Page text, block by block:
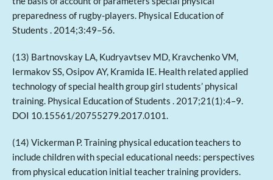
preparedness of rugby-players. Physical Education of
Students . 2014;3:49–56.
(13) Bartnovskay LA, Kudryavtsev MD, Kravchenko VM,
Iermakov SS, Osipov AY, Kramida IE. Health related applied
technology of special health group girl students’ physical
training. Physical Education of Students . 2017;21(1):4–9.
DOI 10.15561/20755279.2017.0101.
(14) Vickerman P. Training physical education teachers to
include children with special educational needs: perspectives
from physical education initial teacher training providers.